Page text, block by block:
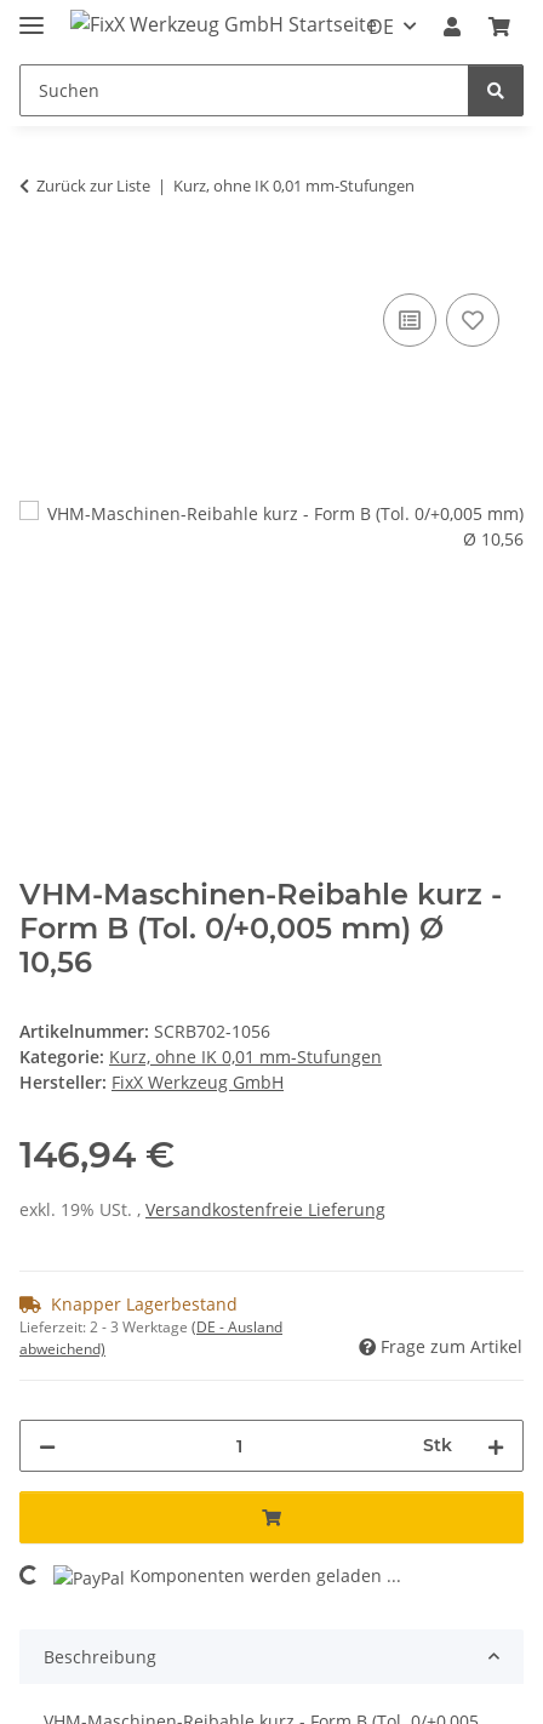
DE
Zurück zur Liste Kurz, ohne IK 0,01 mm-Stufungen
VHM-Maschinen-Reibahle kurz -
Form B (Tol. 0/+0,005 mm) Ø
10,56
Artikelnummer: SCRB702-1056
Kategorie: Kurz, ohne IK 0,01 mm-Stufungen
Hersteller: FixX Werkzeug GmbH
146,94 €
exkl. 19% USt. , Versandkostenfreie Lieferung
Knapper Lagerbestand
Lieferzeit:2 - 3 Werktage (DE - Ausland
abweichend)
Frage zum Artikel
Stk
Loading... Komponenten werden geladen ...
Beschreibung